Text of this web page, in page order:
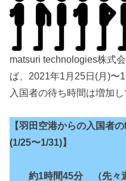
matsuri technologies株式
ば、2021年1月25日(月)〜
入国者の待ち時間は増加し
【羽田空港からの入国者
(1/25〜1/31)】
約1時間45分 （先々週